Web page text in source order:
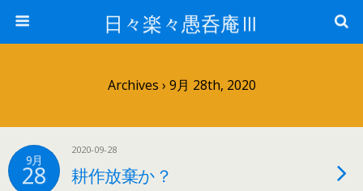
日々楽々愚呑庵Ⅲ
Archives › 9月 28th, 2020
9月
28
2020-09-28
耕作放棄か？